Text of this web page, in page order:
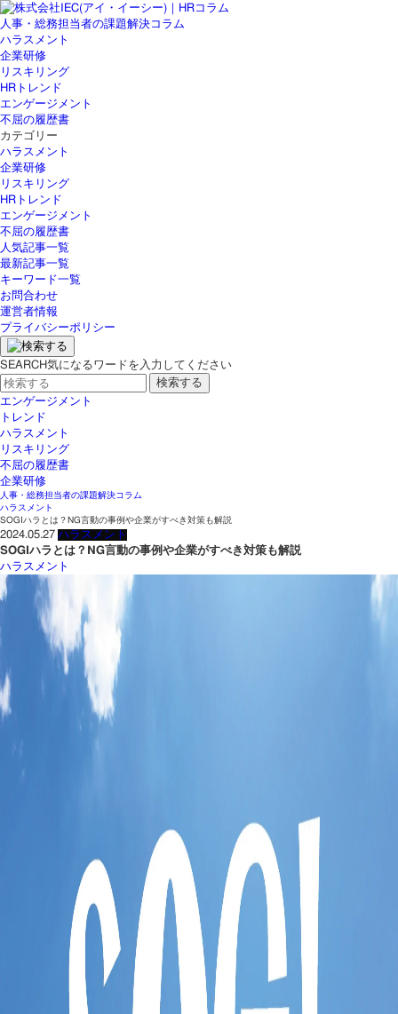
人事・総務担当者の課題解決コラム
ハラスメント
企業研修
リスキリング
HRトレンド
エンゲージメント
不屈の履歴書
カテゴリー
ハラスメント
企業研修
リスキリング
HRトレンド
エンゲージメント
不屈の履歴書
人気記事一覧
最新記事一覧
キーワード一覧
お問合わせ
運営者情報
プライバシーポリシー
SEARCH気になるワードを入力してください
エンゲージメント
トレンド
ハラスメント
リスキリング
不屈の履歴書
企業研修
人事・総務担当者の課題解決コラム
ハラスメント
SOGIハラとは？NG言動の事例や企業がすべき対策も解説
2024.05.27 ハラスメント
SOGIハラとは？NG言動の事例や企業がすべき対策も解説
ハラスメント